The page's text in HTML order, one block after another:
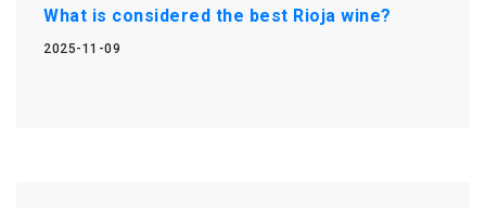
What is considered the best Rioja wine?
2025-11-09